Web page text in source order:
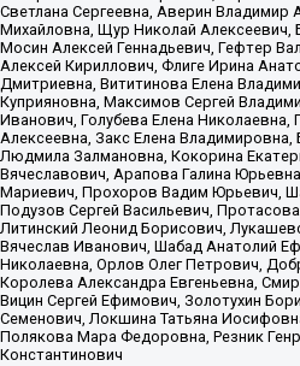
Светлана Сергеевна, Аверин Владимир
Михайловна, Щур Николай
Мосин Алексей Геннадьевич, Гефтер
Алексей Кириллович, Флиге Ирина
Дмитриевна, Вититинова Елена
Куприяновна, Максимов Сергей
Иванович, Голубева Елена Николаевна,
Алексеевна, Закс Елена Владимировна,
Людмила Залмановна, Кокорина
Вячеславович, Арапова Галина
Мариевич, Прохоров Вадим Юрьевич,
Подузов Сергей Васильевич,
Литинский Леонид Борисович,
Вячеслав Иванович, Шабад Анатолий
Николаевна, Орлов Олег Петрович,
Королева Александра Евгеньевна,
Вицин Сергей Ефимович, Золотухин
Семенович, Локшина Татьяна
Полякова Мара Федоровна, Резник
Константинович